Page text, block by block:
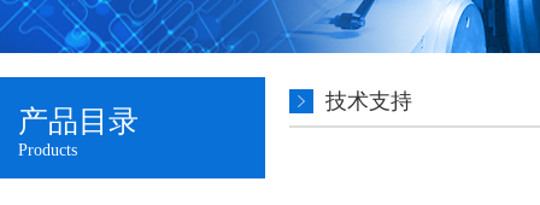
产品目录
Products
技术支持